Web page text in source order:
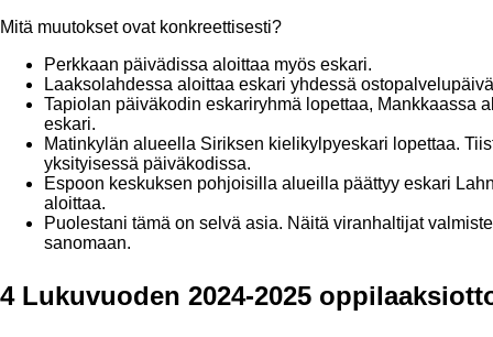
Mitä muutokset ovat konkreettisesti?
Perkkaan päivädissa aloittaa myös eskari.
Laaksolahdessa aloittaa eskari yhdessä
Tapiolan päiväkodin eskariryhmä lopettaa, Mankkaassa
eskari.
Matinkylän alueella Siriksen kielikylpyeskari lopettaa.
yksityisessä päiväkodissa.
Espoon keskuksen pohjoisilla alueilla päättyy eskari
aloittaa.
Puolestani tämä on selvä asia. Näitä viranhaltijat
sanomaan.
4 Lukuvuoden 2024-2025